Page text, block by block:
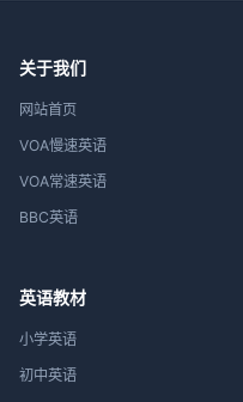
关于我们
网站首页
VOA慢速英语
VOA常速英语
BBC英语
英语教材
小学英语
初中英语